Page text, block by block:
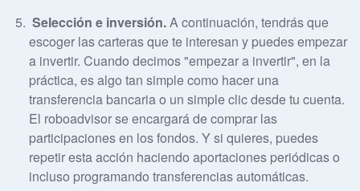
Selección e inversión.A continuación, tendrás que
escoger las carteras que te interesan y puedes empezar
a invertir. Cuando decimos "empezar a invertir", en la
práctica, es algo tan simple como hacer una
transferencia bancaria o un simple clic desde tu cuenta.
El roboadvisor se encargará de comprar las
participaciones en los fondos. Y si quieres, puedes
repetir esta acción haciendo aportaciones periódicas o
incluso programando transferencias automáticas.